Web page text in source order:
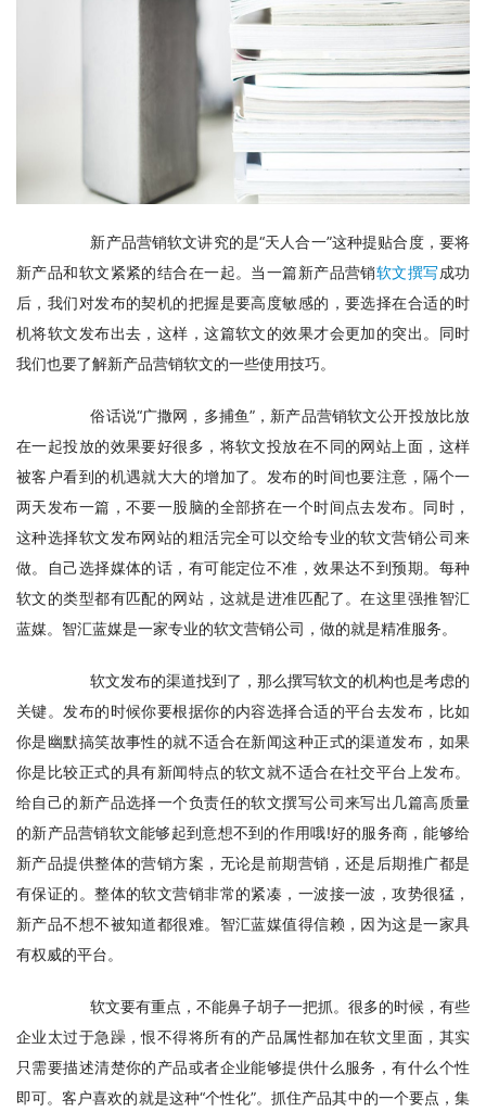
新产品营销软文讲究的是“天人合一”这种提贴合度，要将
新产品和软文紧紧的结合在一起。当一篇新产品营销软文撰写成功
后，我们对发布的契机的把握是要高度敏感的，要选择在合适的时
机将软文发布出去，这样，这篇软文的效果才会更加的突出。同时
我们也要了解新产品营销软文的一些使用技巧。
俗话说“广撒网，多捕鱼”，新产品营销软文公开投放比放
在一起投放的效果要好很多，将软文投放在不同的网站上面，这样
被客户看到的机遇就大大的增加了。发布的时间也要注意，隔个一
两天发布一篇，不要一股脑的全部挤在一个时间点去发布。同时，
这种选择软文发布网站的粗活完全可以交给专业的软文营销公司来
做。自己选择媒体的话，有可能定位不准，效果达不到预期。每种
软文的类型都有匹配的网站，这就是进准匹配了。在这里强推智汇
蓝媒。智汇蓝媒是一家专业的软文营销公司，做的就是精准服务。
软文发布的渠道找到了，那么撰写软文的机构也是考虑的
关键。发布的时候你要根据你的内容选择合适的平台去发布，比如
你是幽默搞笑故事性的就不适合在新闻这种正式的渠道发布，如果
你是比较正式的具有新闻特点的软文就不适合在社交平台上发布。
给自己的新产品选择一个负责任的软文撰写公司来写出几篇高质量
的新产品营销软文能够起到意想不到的作用哦!好的服务商，能够给
新产品提供整体的营销方案，无论是前期营销，还是后期推广都是
有保证的。整体的软文营销非常的紧凑，一波接一波，攻势很猛，
新产品不想不被知道都很难。智汇蓝媒值得信赖，因为这是一家具
有权威的平台。
软文要有重点，不能鼻子胡子一把抓。很多的时候，有些
企业太过于急躁，恨不得将所有的产品属性都加在软文里面，其实
只需要描述清楚你的产品或者企业能够提供什么服务，有什么个性
即可。客户喜欢的就是这种“个性化”。抓住产品其中的一个要点，集